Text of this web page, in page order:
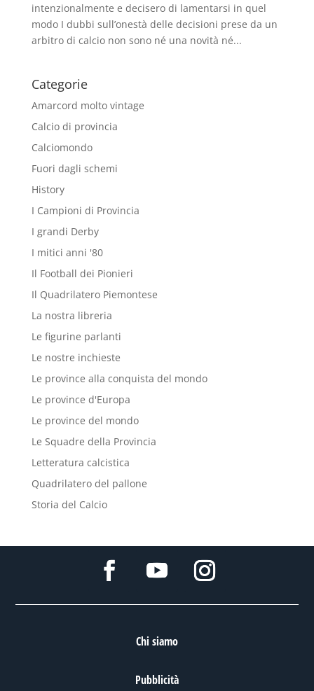
intenzionalmente e decisero di lamentarsi in quel
modo I dubbi sull’onestà delle decisioni prese da un
arbitro di calcio non sono né una novità né...
Categorie
Amarcord molto vintage
Calcio di provincia
Calciomondo
Fuori dagli schemi
History
I Campioni di Provincia
I grandi Derby
I mitici anni '80
Il Football dei Pionieri
Il Quadrilatero Piemontese
La nostra libreria
Le figurine parlanti
Le nostre inchieste
Le province alla conquista del mondo
Le province d'Europa
Le province del mondo
Le Squadre della Provincia
Letteratura calcistica
Quadrilatero del pallone
Storia del Calcio
Chi siamo
Pubblicità